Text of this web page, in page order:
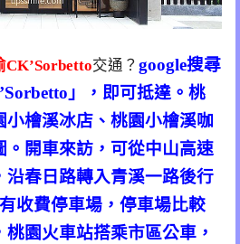
CK’Sorbetto交通？ google搜尋
」，即可抵達。桃
小檜溪冰店、桃園小檜溪咖
。開車來訪，可從中山高速
沿春日路轉入青溪一路後行
收費停車場，停車場比較
園火車站搭乘市區公車，